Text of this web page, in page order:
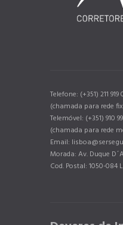
Telefone: (+351) 211 919
(chamada para rede
Telemóvel: (+351) 910
(chamada para rede
Email:
Morada: Av. Duque
Cod. Postal: 1050-084